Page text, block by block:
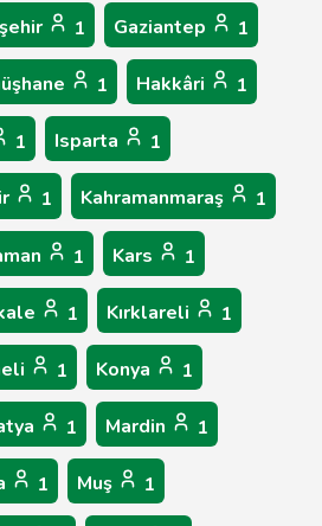
1 Gaziantep 1
1 Hakkâri 1
1 Isparta 1
1 Kahramanmaraş 1
1 Kars 1
1 Kırklareli 1
1 Konya 1
1 Mardin 1
1 Muş 1